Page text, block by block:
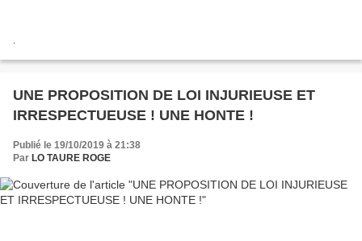
.
UNE PROPOSITION DE LOI INJURIEUSE ET
IRRESPECTUEUSE ! UNE HONTE !
Publié le 19/10/2019 à 21:38
Par LO TAURE ROGE